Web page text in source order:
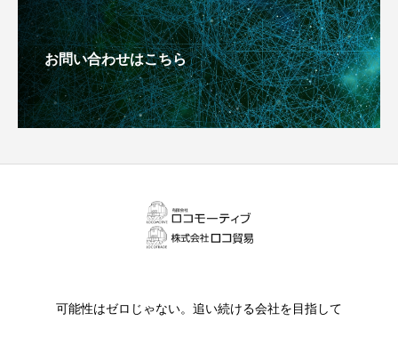
お問い合わせはこちら
可能性はゼロじゃない。追い続ける会社を目指して